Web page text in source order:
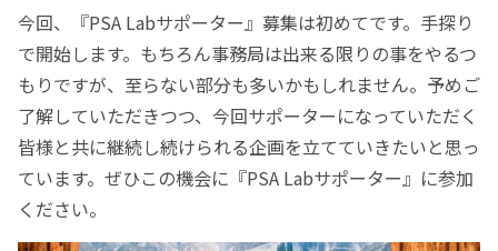
今回、『PSA Labサポーター』募集は初めてです。手探り
で開始します。もちろん事務局は出来る限りの事をやるつ
もりですが、至らない部分も多いかもしれません。予めご
了解していただきつつ、今回サポーターになっていただく
皆様と共に継続し続けられる企画を立てていきたいと思っ
ています。ぜひこの機会に『PSA Labサポーター』に参加
ください。